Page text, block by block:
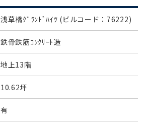
浅草橋ｸﾞﾗﾝﾄﾞﾊｲﾂ (ビルコード：76222)
鉄骨鉄筋ｺﾝｸﾘｰﾄ造
地上13階
10.62坪
有